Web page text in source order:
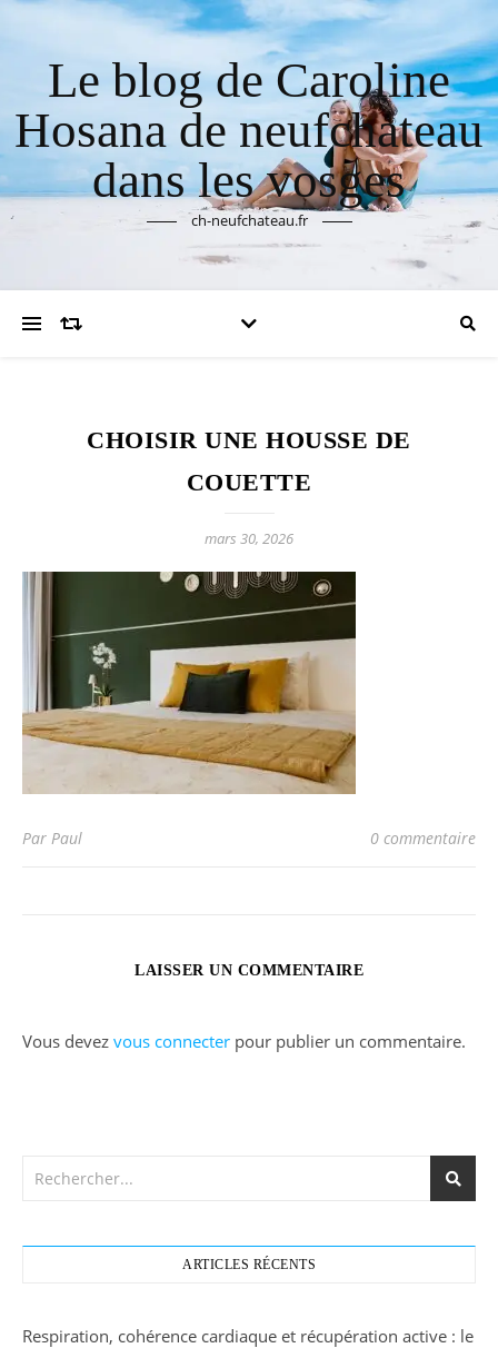
Le blog de Caroline
Hosana de neufchateau
dans les vosges
ch-neufchateau.fr
CHOISIR UNE HOUSSE DE
COUETTE
mars 30, 2026
Par Paul 0 commentaire
LAISSER UN COMMENTAIRE
Vous devez vous connecter pour publier un commentaire.
ARTICLES RÉCENTS
Respiration, cohérence cardiaque et récupération active : le